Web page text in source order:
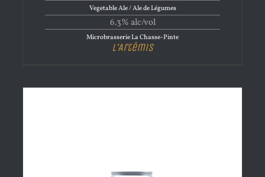
Vegetable Ale / Ale de Légumes
6.3% alc/vol
Microbrasserie La Chasse-Pinte
L’Artémis